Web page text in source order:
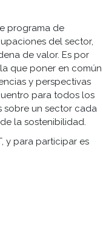
programa de
del sector,
de valor. Es por
que poner en común
y perspectivas
para todos los
sobre un sector cada
la sostenibilidad.
y para participar es